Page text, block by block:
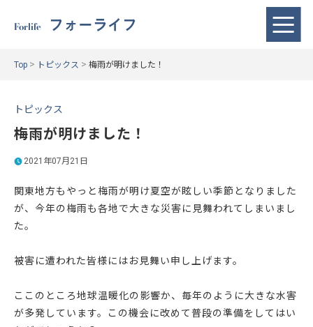
Forlife フォーライフ
Top > トピックス > 梅雨が明けました！
トピックス
梅雨が明けました！
2021年07月21日
関東地方もやっと梅雨が明け夏空が眩しい季節となりました
が、今年の梅雨も各地で大きな災害に見舞われてしまいまし
た。
被害に遭われた皆様にはお見舞い申し上げます。
ここのところ地球温暖化の影響か、毎年のように大きな水害
が多発しています。この機会に改めて普段の準備をしてはい